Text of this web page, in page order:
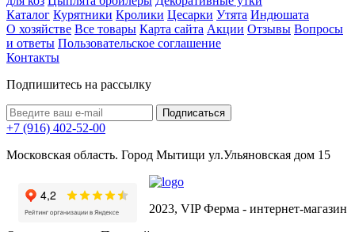
Каталог Курятники Кролики Цесарки Утята Индюшата
О хозяйстве Все товары Карта сайта Акции Отзывы Вопросы
и ответы Пользовательское соглашение
Контакты
Подпишитесь на рассылку
+7 (916) 402-52-00
Московская область. Город Мытищи ул.Ульяновская дом 15
2023, VIP Ферма - интернет-магазин